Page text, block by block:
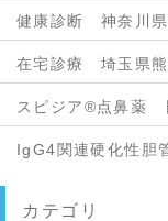
健康診断 神奈川県
在宅診療 埼玉県
スピジア®点鼻薬
IgG4関連硬化性胆
カテゴリ